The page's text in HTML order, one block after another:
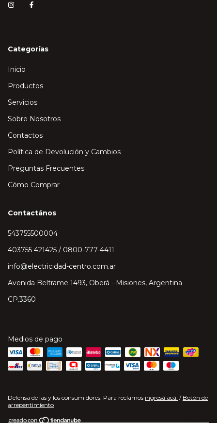
Categorías
Inicio
Productos
Servicios
Sobre Nosotros
Contactos
Política de Devolución y Cambios
Preguntas Frecuentes
Cómo Comprar
Contactános
543755500004
403755 421425 / 0800-777-4411
info@electricidad-centro.com.ar
Avenida Beltrame 1493, Oberá - Misiones, Argentina
CP.3360
Medios de pago
Defensa de las y los consumidores. Para reclamos ingresá acá. / Botón de
arrepentimiento